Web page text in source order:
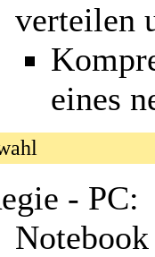
verteilen
eines
- PC: